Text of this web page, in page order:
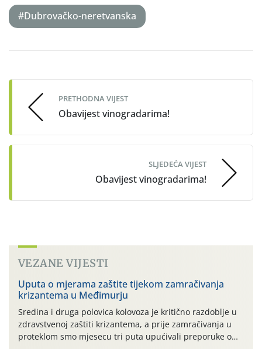
#Dubrovačko-neretvanska
navigation
PRETHODNA VIJEST
Obavijest vinogradarima!
SLJEDEĆA VIJEST
Obavijest vinogradarima!
VEZANE VIJESTI
Uputa o mjerama zaštite tijekom zamračivanja
krizantema u Međimurju
Sredina i druga polovica kolovoza je kritično razdoblje u
zdravstvenoj zaštiti krizantema, a prije zamračivanja u
proteklom smo mjesecu tri puta upućivali preporuke o